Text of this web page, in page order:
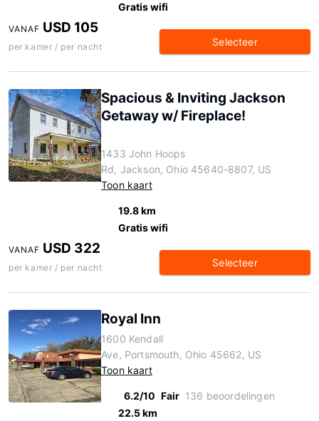
Gratis wifi
VANAF USD 105
per kamer / per nacht Selecteer
Spacious & Inviting Jackson
Getaway w/ Fireplace!
1433 John Hoops
Rd, Jackson, Ohio 45640-8807, US
Toon kaart
19.8 km
Gratis wifi
VANAF USD 322
per kamer / per nacht Selecteer
Royal Inn
1600 Kendall
Ave, Portsmouth, Ohio 45662, US
Toon kaart
6.2/10 Fair 136 beoordelingen
22.5 km